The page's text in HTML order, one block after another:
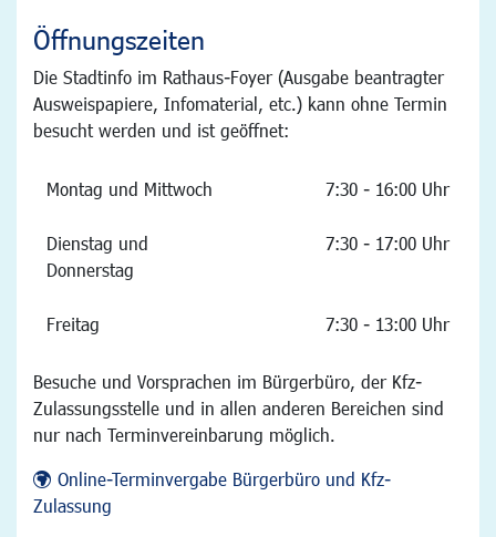
Öffnungszeiten
Die Stadtinfo im Rathaus-Foyer (Ausgabe beantragter
Ausweispapiere, Infomaterial, etc.) kann ohne Termin
besucht werden und ist geöffnet:
Montag und Mittwoch 7:30 - 16:00 Uhr
Dienstag und
Donnerstag
7:30 - 17:00 Uhr
Freitag 7:30 - 13:00 Uhr
Besuche und Vorsprachen im Bürgerbüro, der Kfz-
Zulassungsstelle und in allen anderen Bereichen sind
nur nach Terminvereinbarung möglich.
Online-Terminvergabe Bürgerbüro und Kfz-
Zulassung